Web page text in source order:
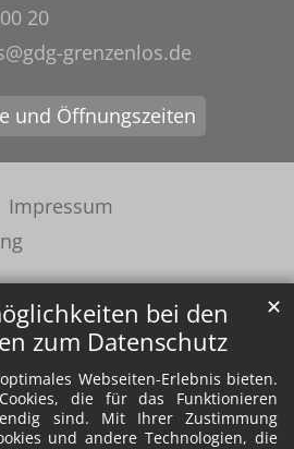
bei den
zum Datenschutz
Webseiten-Erlebnis bieten.
die für das Funktionieren
sind. Mit Ihrer Zustimmung
und andere Technologien, die
✕
20
grenzenlos.de
und Öffnungszeiten
Impressum